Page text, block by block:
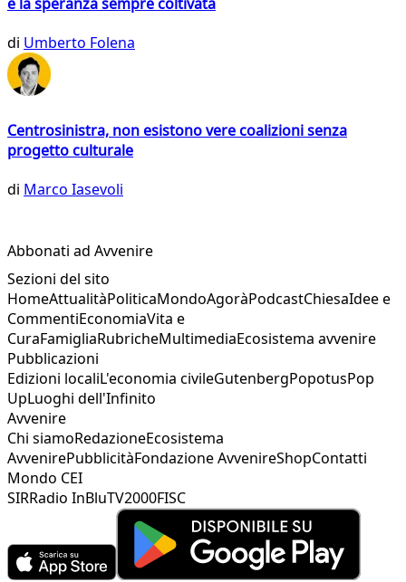
di Umberto Folena
Centrosinistra, non esistono vere coalizioni senza
progetto culturale
di Marco Iasevoli
Abbonati ad Avvenire
Sezioni del sito
HomeAttualitàPoliticaMondoAgoràPodcastChiesaIdee e
CommentiEconomiaVita e
CuraFamigliaRubricheMultimediaEcosistema avvenire
Pubblicazioni
Edizioni localiL'economia civileGutenbergPopotusPop
UpLuoghi dell'Infinito
Avvenire
Chi siamoRedazioneEcosistema
AvvenirePubblicitàFondazione AvvenireShopContatti
Mondo CEI
SIRRadio InBluTV2000FISC